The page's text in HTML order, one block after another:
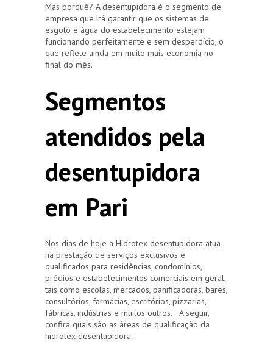
Mas porquê? A desentupidora é o segmento de
empresa que irá garantir que os sistemas de
esgoto e água do estabelecimento estejam
funcionando perfeitamente e sem desperdício, o
que reflete ainda em muito mais economia no
final do mês.
Segmentos
atendidos pela
desentupidora
em Pari
Nos dias de hoje a Hidrotex desentupidora atua
na prestação de serviços exclusivos e
qualificados para residências, condomínios,
prédios e estabelecimentos comerciais em geral,
tais como escolas, mercados, panificadoras, bares,
consultórios, farmácias, escritórios, pizzarias,
fábricas, indústrias e muitos outros. A seguir,
confira quais são as áreas de qualificação da
hidrotex desentupidora.